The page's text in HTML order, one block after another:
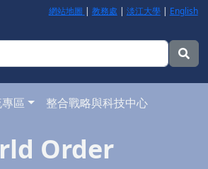
網站地圖 | 教務處 | 淡江大學| English
區 整合戰略與科技中心
Order